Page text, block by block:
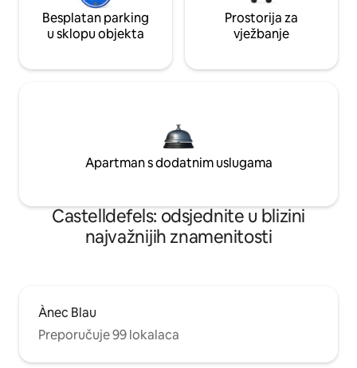
Besplatan parking
u sklopu objekta
Prostorija za
vježbanje
Apartman s dodatnim uslugama
Castelldefels: odsjednite u blizini
najvažnijih znamenitosti
Ànec Blau
Preporučuje 99 lokalaca